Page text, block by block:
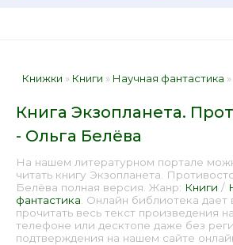
Книжки » Книги » Научная фантастика »
Книга Экзопланета.
- Ольга Белёва
На нашем литературном портале
читать книгу Экзопланета.
Белёва полная версия. Жанр: Книги /
фантастика . Онлайн библиотека
прочитать весь текст произведения
телефоне или десктопе даже без
подтверждения на нашем сайте